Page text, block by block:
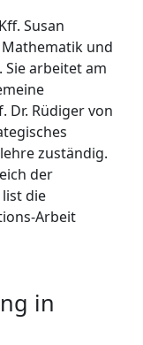
Susan
Mathematik und
arbeitet am
Dr. Rüdiger von
zuständig.
der
die
Arbeit
in